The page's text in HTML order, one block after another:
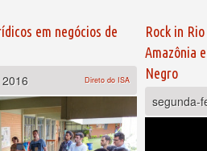
em negócios de
Direto do ISA
Rock in
Amazônia
Negro
segunda-